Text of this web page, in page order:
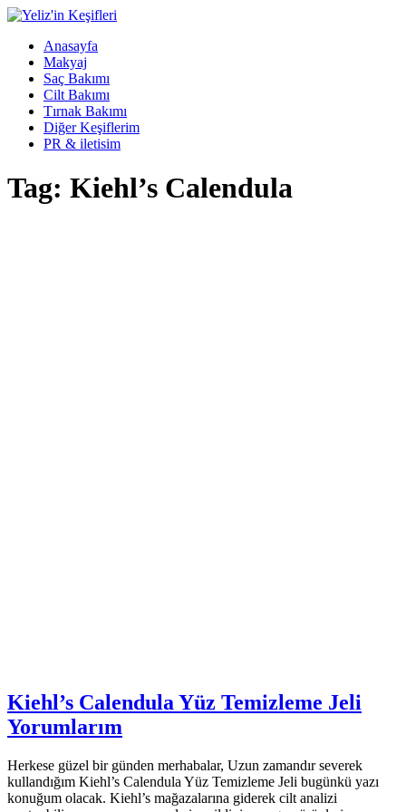
Anasayfa
Makyaj
Saç Bakımı
Cilt Bakımı
Tırnak Bakımı
Diğer Keşiflerim
PR & iletisim
Tag: Kiehl’s Calendula
Kiehl’s Calendula Yüz Temizleme Jeli
Yorumlarım
Herkese güzel bir günden merhabalar, Uzun zamandır severek
kullandığım Kiehl’s Calendula Yüz Temizleme Jeli bugünkü yazı
konuğum olacak. Kiehl’s mağazalarına giderek cilt analizi